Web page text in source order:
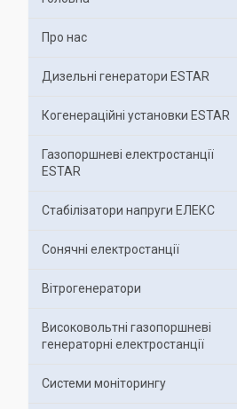
Про нас
Дизельні генератори ESTAR
Когенераційні установки ESTAR
Газопоршневі електростанції
ESTAR
Стабілізатори напруги ЕЛЕКС
Сонячні електростанції
Вітрогенератори
Високовольтні газопоршневі
генераторні електростанції
Системи моніторингу